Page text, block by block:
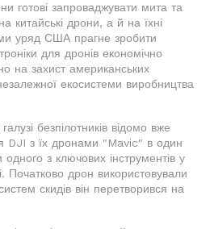
готові запроваджувати мита та
китайські дрони, а й на їхні
уряд США прагне зробити
для дронів економічно
на захист американських
екосистеми виробництва
безпілотників відомо вже
DJI з їх дронами "Mavic" в один
з ключових інструментів у
Початково дрон використовували
скидів він перетворився на